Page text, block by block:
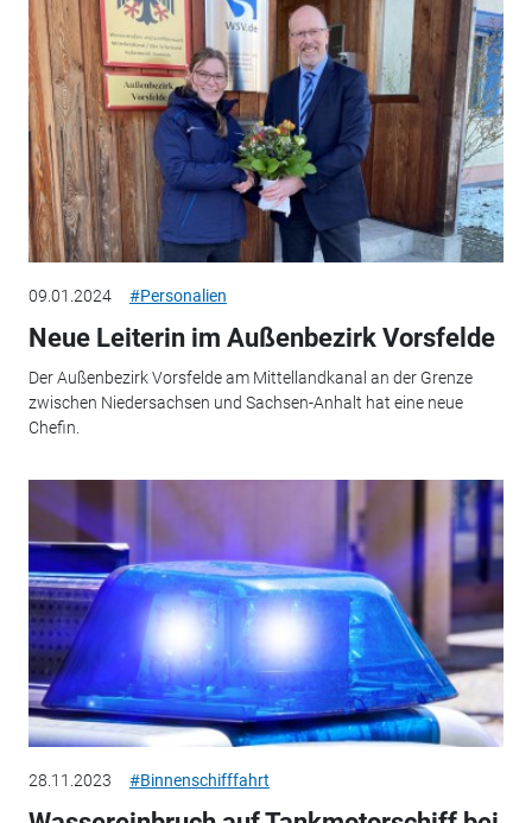
09.01.2024 #Personalien
Neue Leiterin im Außenbezirk Vorsfelde
Der Außenbezirk Vorsfelde am Mittellandkanal an der Grenze
zwischen Niedersachsen und Sachsen-Anhalt hat eine neue
Chefin.
28.11.2023 #Binnenschifffahrt